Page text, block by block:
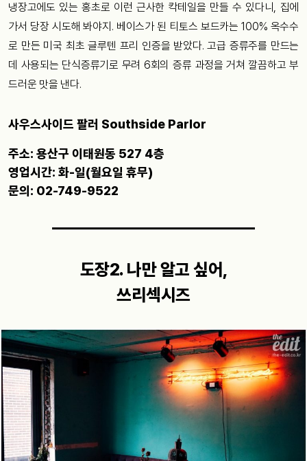
냉장고에도 있는 홍초로 이런 근사한 칵테일을 만들 수 있다니, 집에
가서 당장 시도해 봐야지. 베이스가 된 티토스 보드카는 100% 옥수수
로 만든 미국 최초 글루텐 프리 인증을 받았다. 고급 증류주를 만드는
데 사용되는 단식증류기로 무려 6회의 증류 과정을 거쳐 깔끔하고 부
드러운 맛을 낸다.
사우스사이드 팔러 Southside Parlor
주소: 용산구 이태원동 527 4층
영업시간: 화-일(월요일 휴무)
문의: 02-749-9522
도장2. 나만 알고 싶어,
쓰리섹시즈